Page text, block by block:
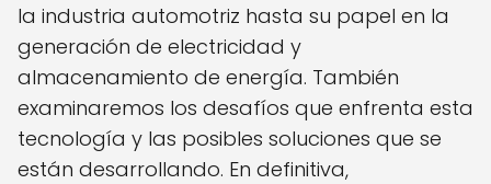
la industria automotriz hasta su papel en la
generación de electricidad y
almacenamiento de energía. También
examinaremos los desafíos que enfrenta esta
tecnología y las posibles soluciones que se
están desarrollando. En definitiva,